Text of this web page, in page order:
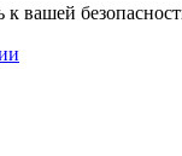
к вашей